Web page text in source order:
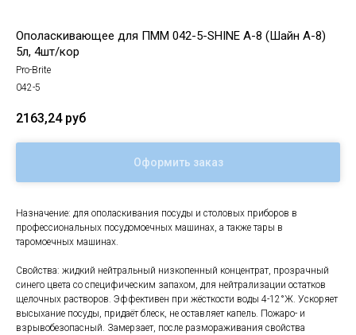
Ополаскивающее для ПММ 042-5-SHINE А-8 (Шайн А-8)
5л, 4шт/кор
Pro-Brite
042-5
2163,24 руб
Оформить заказ
Назначение: для ополаскивания посуды и столовых приборов в
профессиональных посудомоечных машинах, а также тары в
таромоечных машинах.
Свойства: жидкий нейтральный низкопенный концентрат, прозрачный
синего цвета со специфическим запахом, для нейтрализации остатков
щелочных растворов. Эффективен при жёсткости воды 4-12°Ж. Ускоряет
высыхание посуды, придаёт блеск, не оставляет капель. Пожаро- и
взрывобезопасный. Замерзает, после размораживания свойства